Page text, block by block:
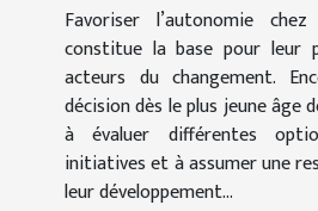
Favoriser l’autonomie
constitue la base pour leur
acteurs du changement.
décision dès le plus jeune âge
à évaluer différentes
initiatives et à assumer une
leur développement...